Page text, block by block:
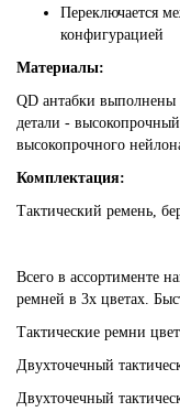
Переключается
конфигурацией
Материалы:
QD антабки выполнены
детали -
высокопрочного
Комплектация:
Тактический ремень,
Всего в ассортименте
ремней в 3х цветах.
Тактические ремни
Двухточечный
Двухточечный